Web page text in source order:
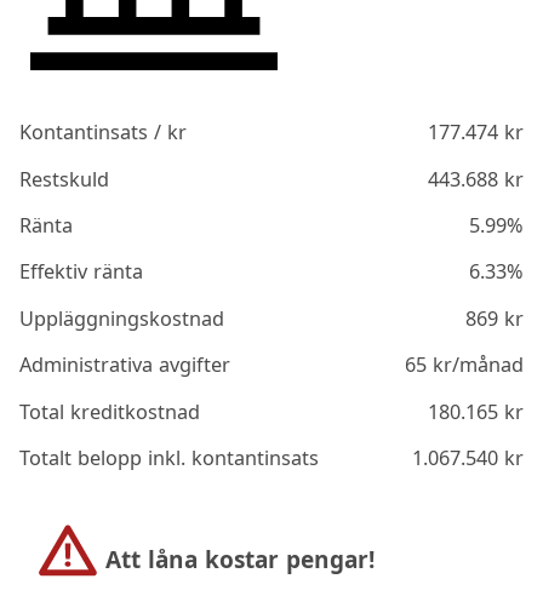
Kontantinsats / kr 177.474kr
Restskuld
443.688kr
Ränta
5.99%
Effektiv ränta
6.33%
Uppläggningskostnad
869kr
Administrativa avgifter
65kr/månad
Total kreditkostnad
180.165kr
Totalt belopp inkl. kontantinsats
1.067.540kr
Att låna kostar pengar!